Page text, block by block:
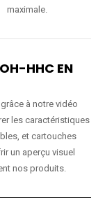
maximale.
HHC EN
à notre vidéo
les caractéristiques
et cartouches
un aperçu visuel
nos produits.